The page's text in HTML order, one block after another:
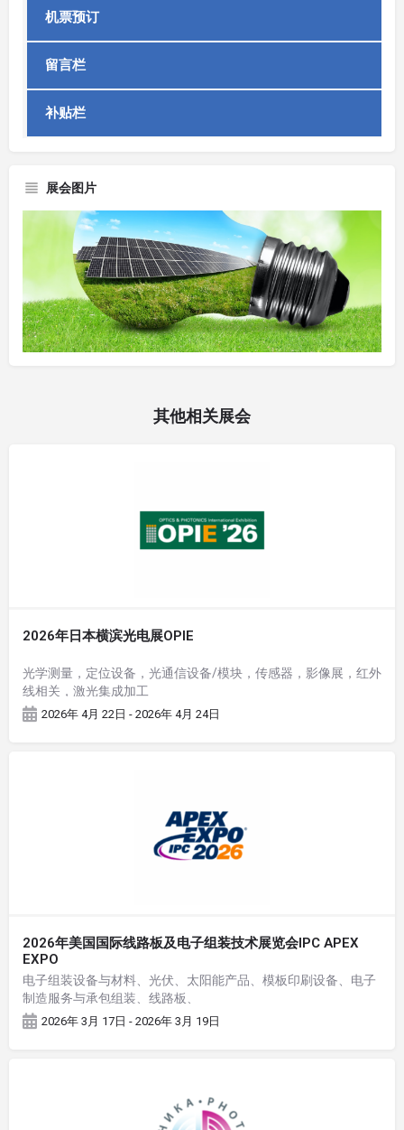
机票预订
留言栏
补贴栏
展会图片
其他相关展会
2026年日本横滨光电展OPIE
光学测量，定位设备，光通信设备/模块，传感器，影像展，红外
线相关，激光集成加工
2026年 4月 22日 - 2026年 4月 24日
2026年美国国际线路板及电子组装技术展览会IPC APEX
EXPO
电子组装设备与材料、光伏、太阳能产品、模板印刷设备、电子
制造服务与承包组装、线路板、
2026年 3月 17日 - 2026年 3月 19日